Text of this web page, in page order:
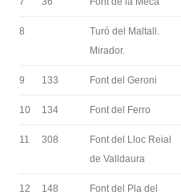
8
Turó del Maltall.
Mirador.
9 133 Font del Geroni
10 134 Font del Ferro
11 308
Font del Lloc Reial
de Valldaura
12 148
Font del Pla del